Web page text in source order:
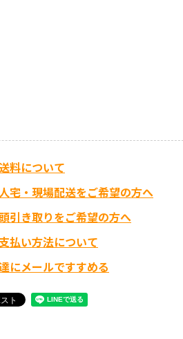
料について
宅・現場配送をご希望の方へ
引き取りをご希望の方へ
払い方法について
にメールですすめる